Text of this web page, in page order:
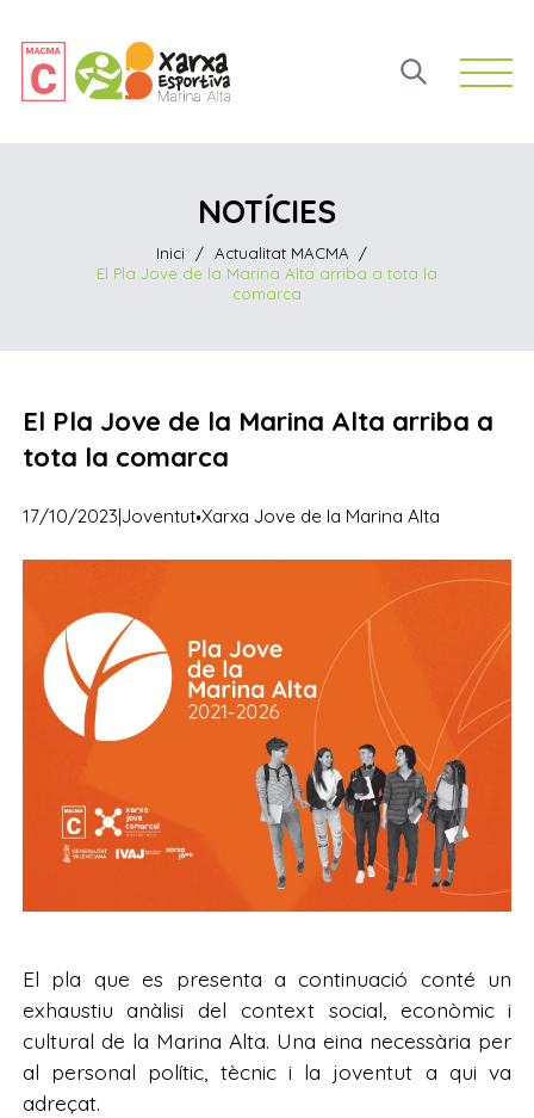
Open
NOTÍCIES
Inici / Actualitat MACMA
/
El Pla Jove de la Marina Alta arriba a tota la
comarca
El Pla Jove de la Marina Alta arriba a
tota la comarca
17/10/2023|Joventut·Xarxa Jove de la Marina Alta
El pla que es presenta a continuació conté un
exhaustiu anàlisi del context social, econòmic i
cultural de la Marina Alta. Una eina necessària per
al personal polític, tècnic i la joventut a qui va
adreçat.